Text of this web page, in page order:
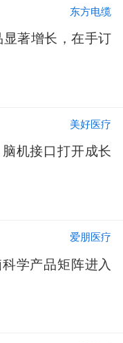
东方电缆
著增长，在手订
美好医疗
机接口打开成长
爱朋医疗
学产品矩阵进入